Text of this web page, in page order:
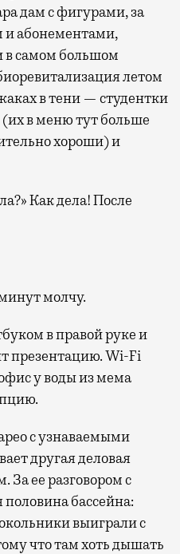
дам с фигурами, за
и абонементами,
в самом большом
летом
в тени — студентки
в меню тут больше
хороши) и
Как дела! После
молчу.
в правой руке и
презентацию. Wi-Fi
у воды из мема
с узнаваемыми
другая деловая
За ее разговором с
бассейна:
выиграли с
что там хоть дышать